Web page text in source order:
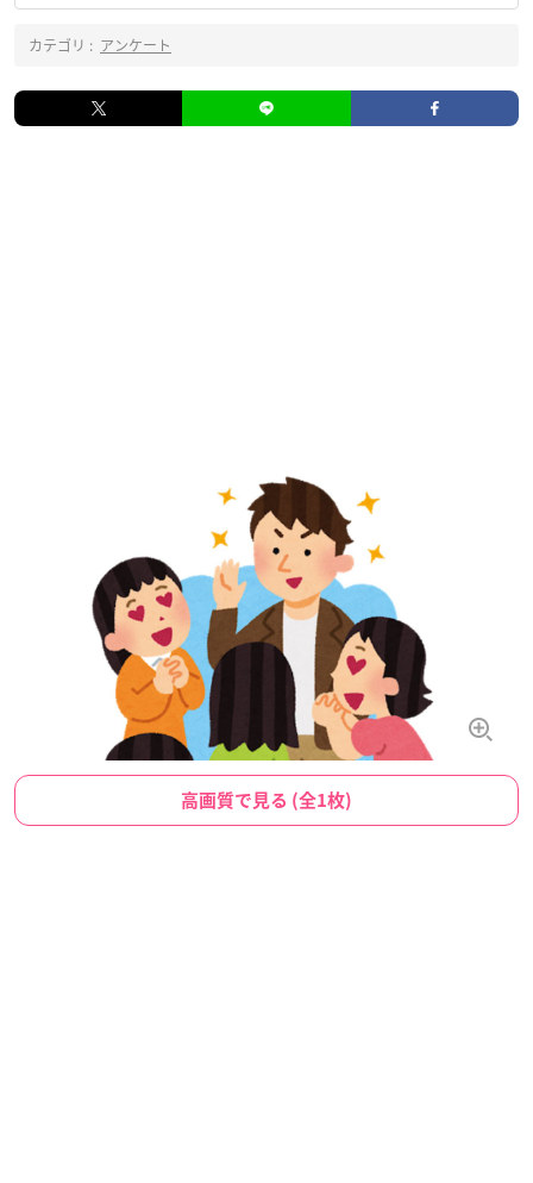
カテゴリ : アンケート
高画質で見る (全1枚)